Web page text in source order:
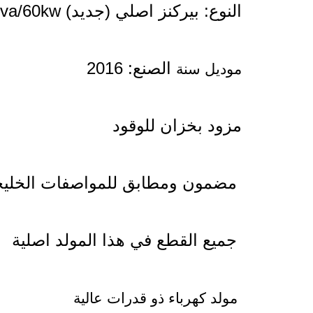
النوع: بيركنز اصلي (جديد) 75kva/60kw
موديل سنة الصنع:
2016
مزود بخزان للوقود
مضمون ومطابق للمواصفات
مولد كهرباء ذو قدرات عالية